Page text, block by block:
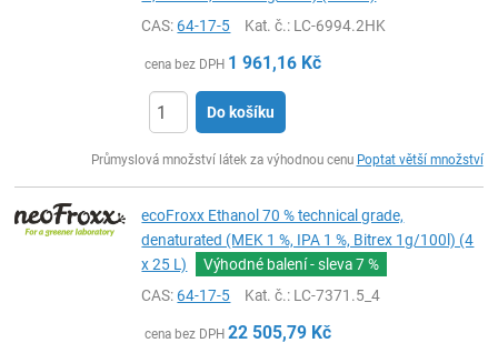
CAS:64-17-5 Kat. č.: LC-6994.2HK
cena bez DPH 1 961,16 Kč
Do košíku
Průmyslová množství látek za výhodnou cenu Poptat větší množství
ecoFroxx Ethanol 70 % technical grade,
denaturated (MEK 1 %, IPA 1 %, Bitrex 1g/100l) (4
x 25 L)
Výhodné balení - sleva7 %
CAS:64-17-5 Kat. č.: LC-7371.5_4
cena bez DPH 22 505,79 Kč